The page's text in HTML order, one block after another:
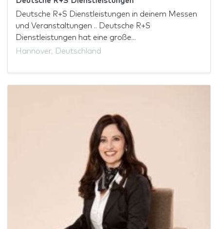
Deutsche R+S Dienstleistungen in deinem Messen
und Veranstaltungen .. Deutsche R+S
Dienstleistungen hat eine große...
Hannover, Deutschland